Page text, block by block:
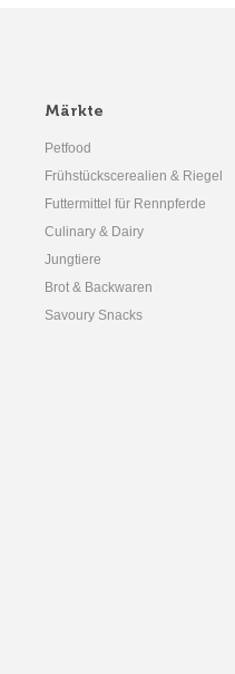
Märkte
Petfood
Frühstückscerealien & Riegel
Futtermittel für Rennpferde
Culinary & Dairy
Jungtiere
Brot & Backwaren
Savoury Snacks